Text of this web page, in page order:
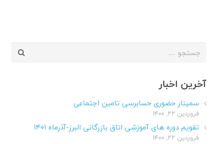
جستجو
آخرین اخبار
سمینار حضوری حسابرسی تامین اجتماعی
فروردین ۲۲, ۱۴۰۰
تقویم دوره های آموزشی اتاق بازرگانی البرز-آذرماه ۱۴۰۱
فروردین ۲۲, ۱۴۰۰